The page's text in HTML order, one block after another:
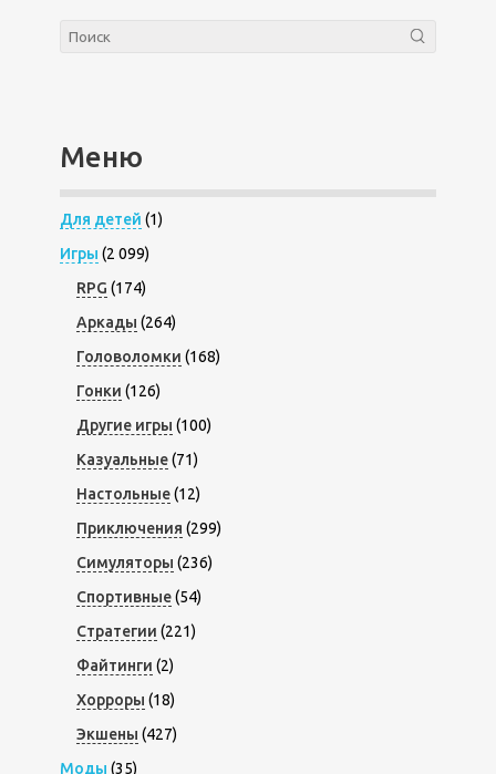
Меню
Для детей (1)
Игры (2 099)
RPG (174)
Аркады (264)
Головоломки (168)
Гонки (126)
Другие игры (100)
Казуальные(71)
Настольные(12)
Приключения (299)
Симуляторы (236)
Спортивные(54)
Стратегии (221)
Файтинги (2)
Хорроры (18)
Экшены (427)
Моды (35)